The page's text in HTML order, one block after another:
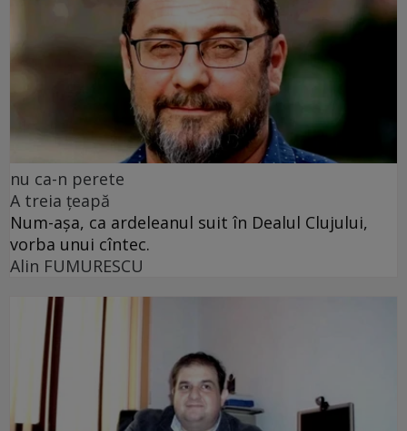
nu ca-n perete
A treia țeapă
Num-așa, ca ardeleanul suit în Dealul Clujului,
vorba unui cîntec.
Alin FUMURESCU